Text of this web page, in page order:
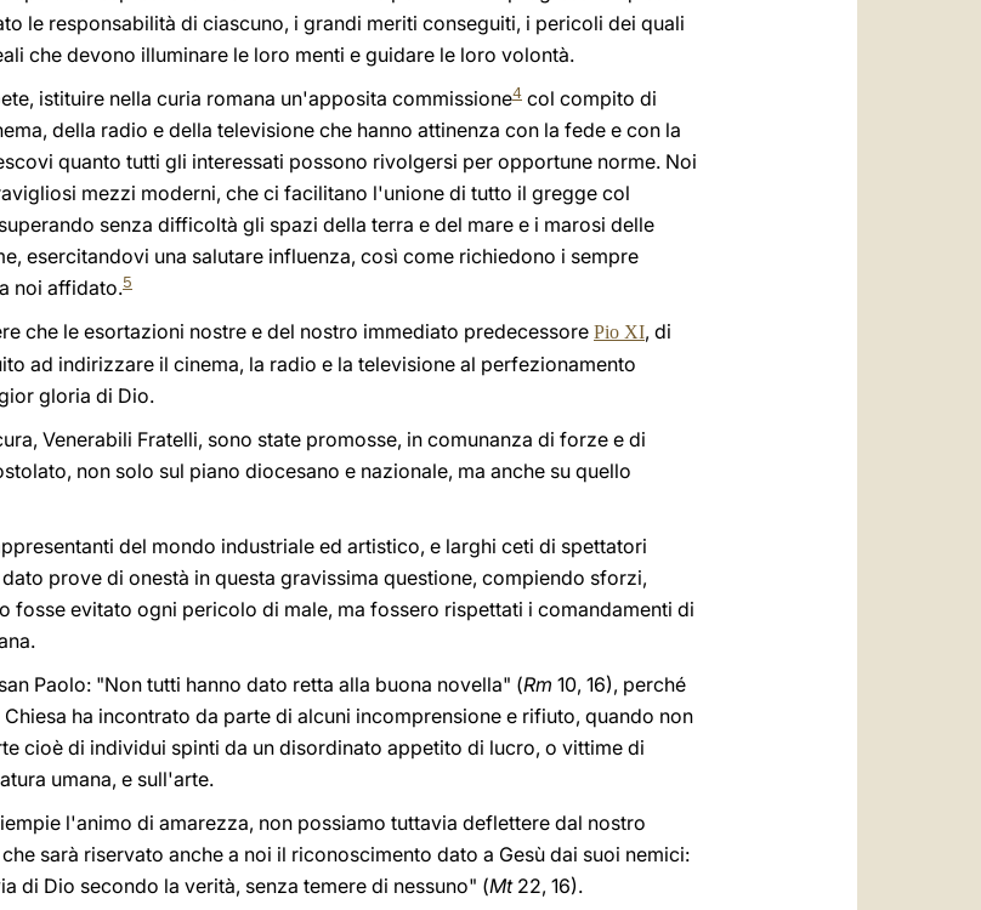
le responsabilità di ciascuno, i grandi meriti conseguiti, i pericoli dei quali
che devono illuminare le loro menti e guidare le loro volontà.
istituire nella curia romana un'apposita commissione4 col compito di
della radio e della televisione che hanno attinenza con la fede e con la
quanto tutti gli interessati possono rivolgersi per opportune norme. Noi
mezzi moderni, che ci facilitano l'unione di tutto il gregge col
senza difficoltà gli spazi della terra e del mare e i marosi delle
esercitandovi una salutare influenza, così come richiedono i sempre
noi affidato.5
che le esortazioni nostre e del nostro immediato predecessore Pio XI, di
ad indirizzare il cinema, la radio e la televisione al perfezionamento
gloria di Dio.
Venerabili Fratelli, sono state promosse, in comunanza di forze e di
non solo sul piano diocesano e nazionale, ma anche su quello
del mondo industriale ed artistico, e larghi ceti di spettatori
prove di onestà in questa gravissima questione, compiendo sforzi,
fosse evitato ogni pericolo di male, ma fossero rispettati i comandamenti di
Paolo: "Non tutti hanno dato retta alla buona novella" (Rm 10, 16), perché
ha incontrato da parte di alcuni incomprensione e rifiuto, quando non
cioè di individui spinti da un disordinato appetito di lucro, o vittime di
umana, e sull'arte.
l'animo di amarezza, non possiamo tuttavia deflettere dal nostro
sarà riservato anche a noi il riconoscimento dato a Gesù dai suoi nemici:
di Dio secondo la verità, senza temere di nessuno" (Mt22, 16).